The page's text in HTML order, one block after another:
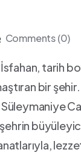
Comments (0)
İsfahan, tarih
bir
Süleymaniye